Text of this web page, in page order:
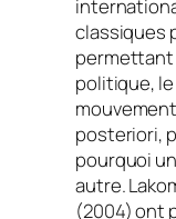
classiques
permettant
politique, le
posteriori,
pourquoi
autre.
(2004) ont